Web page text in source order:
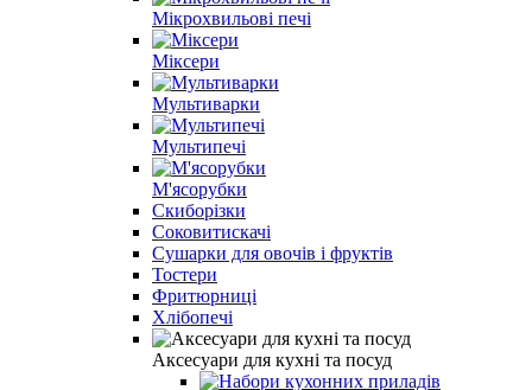
Мікрохвильові печі
Міксери
Мультиварки
Мультипечі
М'ясорубки
Скиборізки
Соковитискачі
Сушарки для овочів і фруктів
Тостери
Фритюрниці
Хлібопечі
Аксесуари для кухні та посуд